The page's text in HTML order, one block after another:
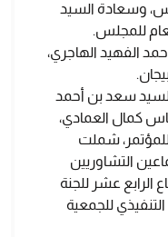
وسعادة السيد
للمجلس.
الفهيد الهاجري،
سعد بن أحمد
كمال العمادي،
شملت
التشاوريين
الرابع عشر للجنة
للجمعية